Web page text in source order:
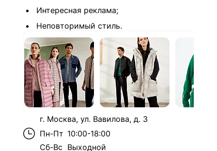
Интересная реклама;
Неповторимый стиль.
г. Москва, ул. Вавилова, д. 3
Пн-Пт 10:00-18:00
Сб-Вс Выходной